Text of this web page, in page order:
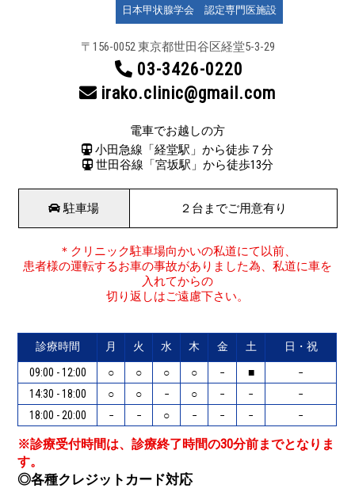
日本甲状腺学会 認定専門医施設
〒156-0052 東京都世田谷区経堂5-3-29
03-3426-0220
irako.clinic@gmail.com
電車でお越しの方
小田急線「経堂駅」から徒歩７分
世田谷線「宮坂駅」から徒歩13分
駐車場 ２台までご用意有り
＊クリニック駐車場向かいの私道にて以前、
患者様の運転するお車の事故がありました為、私道に車を
入れてからの
切り返しはご遠慮下さい。
診療時間 月 火 水 木 金 土 日・祝
09:00 - 12:00 ○ ○ ○ ○ − ■
−
14:30 - 18:00
○ ○ − ○ − −
−
18:00 - 20:00
− − ○ − − − −
※診療受付時間は、診療終了時間の30分前までとなりま
す。
◎各種クレジットカード対応